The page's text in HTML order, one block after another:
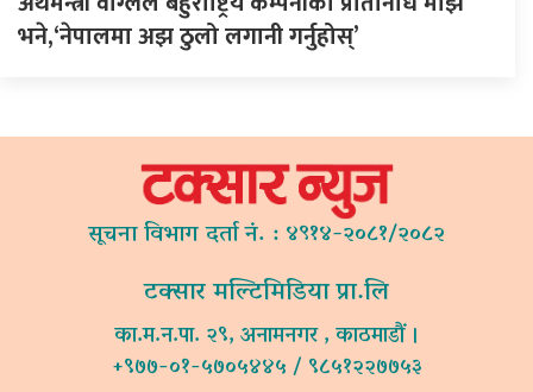
भने,‘नेपालमा अझ ठुलो लगानी गर्नुहोस्’
सूचना विभाग दर्ता नं. : ४९१४-२०८१/२०८२
टक्सार मल्टिमिडिया प्रा.लि
का.म.न.पा. २९, अनामनगर , काठमाडौं ।
+९७७-०१-५७०५४४५ / ९८५१२२७७५३